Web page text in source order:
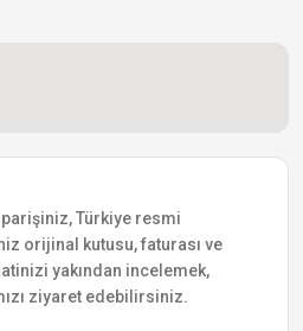
Türkiye resmi
orijinal kutusu, faturası ve
yakından incelemek,
ziyaret edebilirsiniz.